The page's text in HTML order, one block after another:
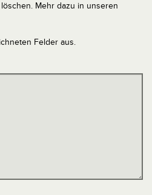
Mehr dazu in unseren
Felder aus.